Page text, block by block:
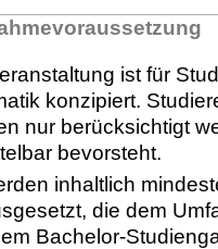
ist für
konzipiert.
nur berücksichtigt
bevorsteht.
inhaltlich
die dem
Bachelor-